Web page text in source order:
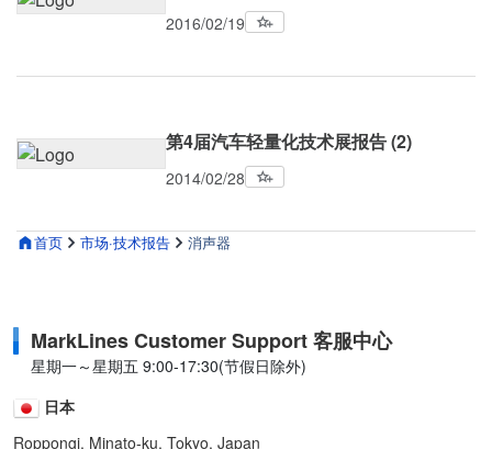
首页 市场·技术报告 消声器
2016/02/19
第4届汽车轻量化技术展报告 (2)
2014/02/28
MarkLines Customer Support 客服中心
星期一～星期五 9:00-17:30(节假日除外)
日本
Roppongi, Minato-ku, Tokyo, Japan